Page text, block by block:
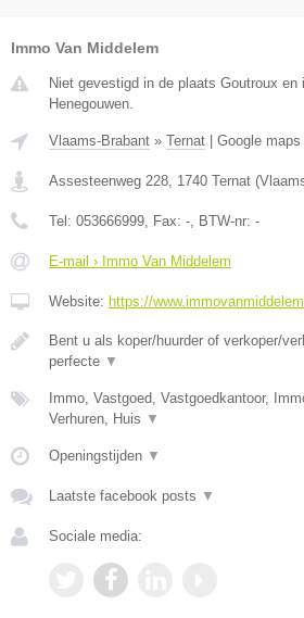
Immo Van Middelem
Niet gevestigd in de plaats Goutroux en
Henegouwen.
Vlaams-Brabant » Ternat Google maps
Assesteenweg 228 1740 Ternat (
Tel: 053666999 , Fax: - , BTW-nr: -
E-mail › Immo Van Middelem
Website: https://
Bent u als koper/huurder of verkoper/
perfecte ▼
Immo, Vastgoed, Vastgoedkantoor,
Verhuren, Huis ▼
Openingstijden ▼
Laatste facebook posts ▼
Sociale media: